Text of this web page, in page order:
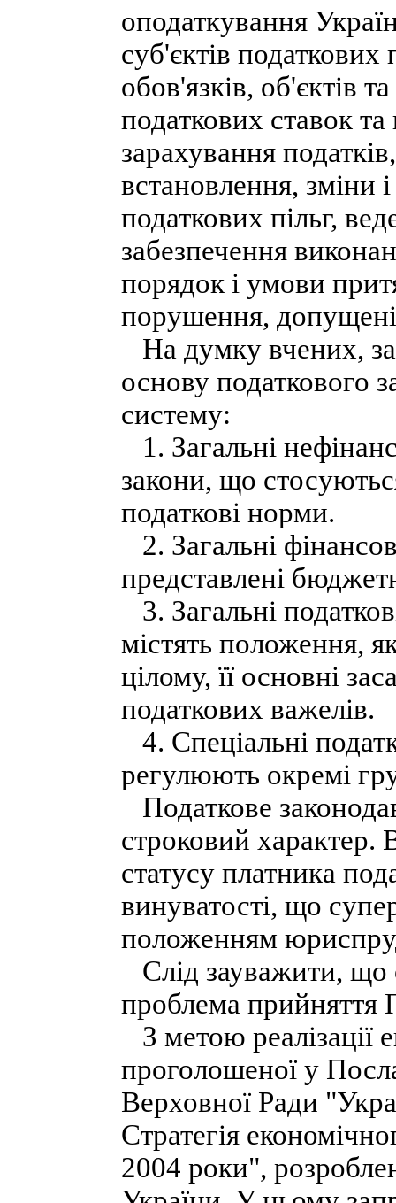
оподаткування
суб'єктів податкових
обов'язків, об'єктів
податкових ставок
зарахування
встановлення, зміни
податкових пільг,
забезпечення
порядок і умови
порушення,
На думку вчених,
основу податкового
систему:
1. Загальні
закони, що
податкові норми.
2. Загальні
представлені
3. Загальні
містять положення,
цілому, її основні
податкових важелів.
4. Спеціальні
регулюють окремі
Податкове
строковий
статусу платника
винуватості, що
положенням
Слід зауважити, що
проблема прийняття
З метою реалізації
проголошеної у
Верховної Ради
Стратегія
2004 роки",